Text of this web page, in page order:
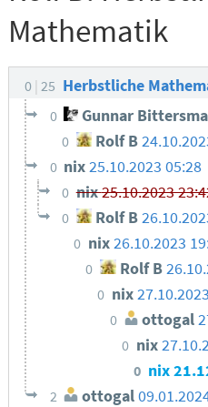
Mathematik
0 25 Herbstliche
0 Gunnar
0 Rolf B
0 nix25.10.2023 05:28
0 nix25.10.2023
0 Rolf B
0 nix26.10.2023
0 Rolf B
0 nix
0 ottogal
0 nix
0 nix
2 ottogal